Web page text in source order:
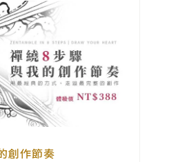
創作節奏